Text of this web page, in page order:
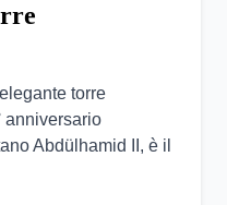
torre
anniversario
Abdülhamid II, è il